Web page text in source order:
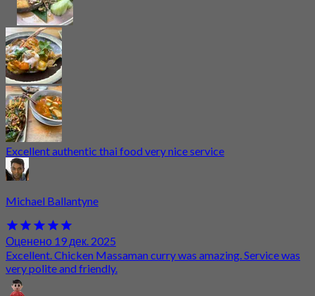
Excellent authentic thai food very nice service
Michael Ballantyne
Оценено 19 дек. 2025
Excellent. Chicken Massaman curry was amazing. Service was
very polite and friendly.